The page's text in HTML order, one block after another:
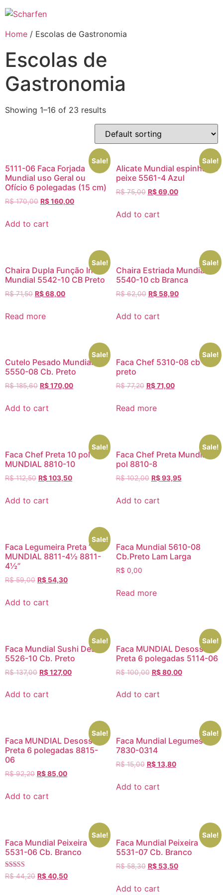
para
Home / Escolas de Gastronomia
Escolas de
Gastronomia
Showing 1–16 of 23 results
Sale!
5111-06 Faca Forjada
Mundial uso Geral ou
Ofício 6 polegadas (15 cm)
R$170,00 R$160,00
Add to cart
Sale!
Alicate Mundial espinha de
peixe 5561-4 Azul
R$75,00 R$69,00
Add to cart
Sale!
Chaira Dupla Função Inox
Mundial 5542-10 CB Preto
R$71,50 R$68,00
Read more
Sale!
Chaira Estriada Mundial
5540-10 cb Branca
R$62,00 R$58,90
Add to cart
Sale!
Cutelo Pesado Mundial
5550-08 Cb. Preto
R$185,60 R$170,00
Add to cart
Sale!
Faca Chef 5310-08 cb
preto
R$77,20 R$71,00
Read more
Sale!
Faca Chef Preta 10 pol
MUNDIAL 8810-10
R$112,50 R$103,50
Add to cart
Sale!
Faca Chef Preta Mundial 8
pol 8810-8
R$102,00 R$93,95
Add to cart
Sale!
Faca Legumeira Preta ”
MUNDIAL 8811-4½ 8811-
4½”
R$59,00 R$ 54,30
Add to cart
Faca Mundial 5610-08
Cb.Preto Lam Larga
R$ 0,00
Read more
Sale!
Faca Mundial Sushi Destro
5526-10 Cb. Preto
R$137,00 R$127,00
Add to cart
Sale!
Faca MUNDIAL Desossa
Preta 6 polegadas 5114-06
R$100,00 R$80,00
Add to cart
Sale!
Faca MUNDIAL Desossa
Preta 6 polegadas 8815-
06
R$92,20 R$85,00
Add to cart
Sale!
Faca Mundial Legumes
7830-0314
R$15,00 R$13,80
Add to cart
Sale!
Faca Mundial Peixeira
5531-06 Cb. Branco
Rated
5.00
R$44,20 R$40,50
Sale!
Faca Mundial Peixeira
5531-07 Cb. Branco
R$58,30 R$53,50
Add to cart